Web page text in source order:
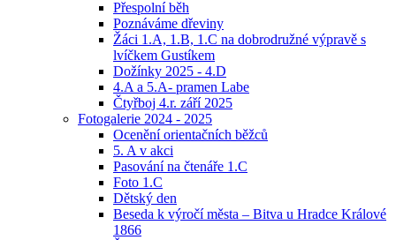
Přespolní běh
Poznáváme dřeviny
Žáci 1.A, 1.B, 1.C na dobrodružné výpravě s
lvíčkem Gustíkem
Dožínky 2025 - 4.D
4.A a 5.A- pramen Labe
Čtyřboj 4.r. září 2025
Fotogalerie 2024 - 2025
Ocenění orientačních běžců
5. A v akci
Pasování na čtenáře 1.C
Foto 1.C
Dětský den
Beseda k výročí města – Bitva u Hradce Králové
1866